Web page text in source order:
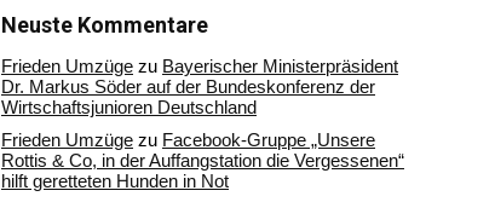
Archiv
Neuste Kommentare
Frieden Umzüge zu Bayerischer Ministerpräsident
Dr. Markus Söder auf der Bundeskonferenz der
Wirtschaftsjunioren Deutschland
Frieden Umzüge zu Facebook-Gruppe „Unsere
Rottis & Co, in der Auffangstation die Vergessenen“
hilft geretteten Hunden in Not